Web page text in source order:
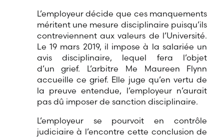
L’employeur décide que ces manquements
méritent une mesure disciplinaire puisqu’ils
contreviennent aux valeurs de l’Université.
Le 19 mars 2019, il impose à la salariée un
avis disciplinaire, lequel fera l’objet
d’un grief. L’arbitre Me Maureen Flynn
accueille ce grief. Elle juge qu’en vertu de
la preuve entendue, l’employeur n’aurait
pas dû imposer de sanction disciplinaire.
L’employeur se pourvoit en contrôle
judiciaire à l’encontre cette conclusion de